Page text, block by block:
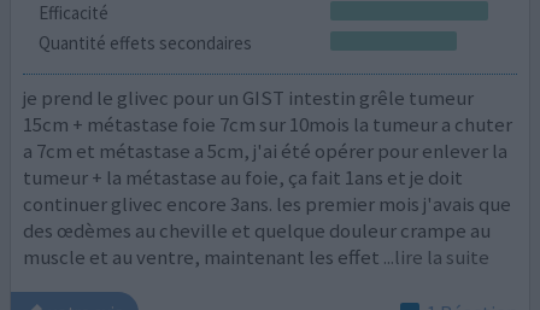
Efficacité
Quantité effets secondaires
je prend le glivec pour un GIST intestin grêle tumeur
15cm + métastase foie 7cm sur 10mois la tumeur a chuter
a 7cm et métastase a 5cm, j'ai été opérer pour enlever la
tumeur + la métastase au foie, ça fait 1ans et je doit
continuer glivec encore 3ans. les premier mois j'avais que
des œdèmes au cheville et quelque douleur crampe au
muscle et au ventre, maintenant les effet ...lire la suite